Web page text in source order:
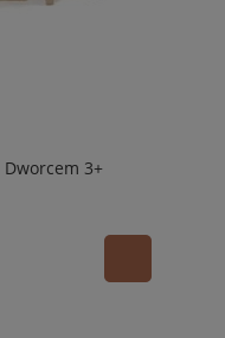
3+